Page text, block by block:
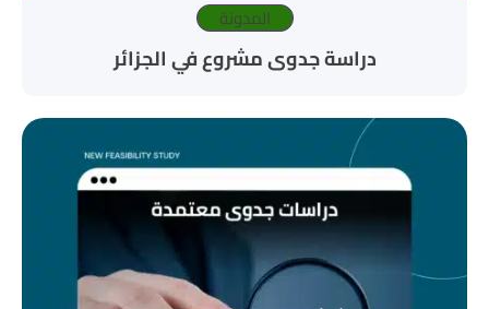
المدونة
دراسة جدوى مشروع في الجزائر